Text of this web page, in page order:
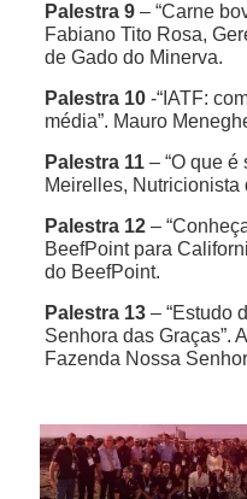
Palestra 9– “Carne
Fabiano Tito Rosa,
de Gado do Minerva.
Palestra 10-“IATF:
média”. Mauro
Palestra 11 – “O que é
Meirelles, Nutricionista
Palestra 12–
BeefPoint para
do BeefPoint.
Palestra 13– “Estudo
Senhora das Graças”.
Fazenda Nossa